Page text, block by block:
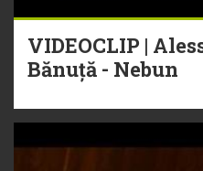
VIDEOCLIP |
Bănuță - Nebun